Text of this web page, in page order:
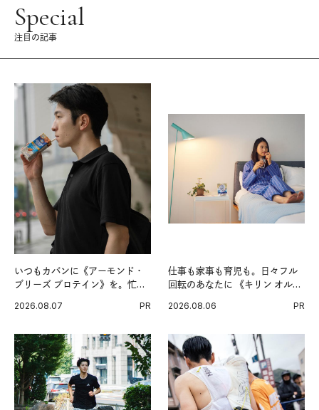
Special
注目の記事
いつもカバンに《アーモンド・
ブリーズ プロテイン》を。忙し
グ習慣。
2026.08.07 PR
仕事も家事も育児も。日々フル
回転のあなたに 《キリン オルニ
2026.08.06 PR